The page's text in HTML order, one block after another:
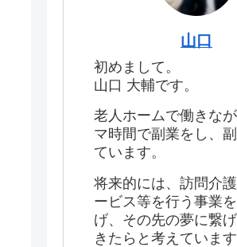
山口
初めまして。
山口 大輔です。
老人ホームで働きな
マ時間で副業をし、
ています。
将来的には、訪問介
ービス等を行う事業
げ、その先の夢に繋
きたらと考えています